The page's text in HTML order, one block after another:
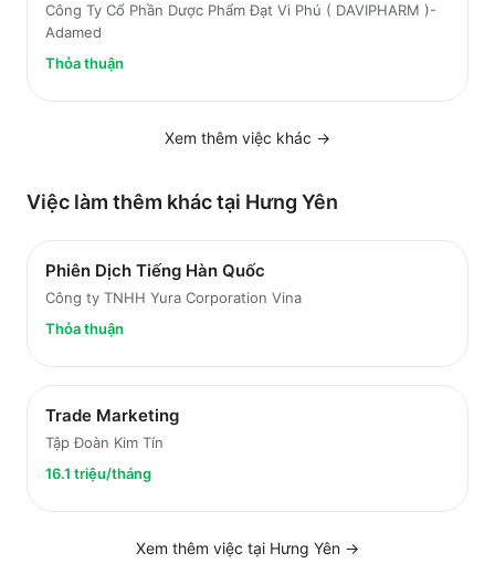
Công Ty Cổ Phần Dược Phẩm Đạt Vi Phú ( DAVIPHARM )-
Adamed
Thỏa thuận
Xem thêm việc khác →
Việc làm thêm khác tại Hưng Yên
Phiên Dịch Tiếng Hàn Quốc
Công ty TNHH Yura Corporation Vina
Thỏa thuận
Trade Marketing
Tập Đoàn Kim Tín
16.1 triệu/tháng
Xem thêm việc tại Hưng Yên →